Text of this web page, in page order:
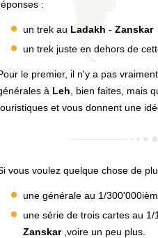
:
un trek au Ladakh - Zanskar
un trek juste en dehors de
le premier, il n'y a pas
à Leh , bien faites, mais
et vous donnent une
vous voulez quelque chose de
une générale au 1/
une série de trois cartes au
Zanskar,voire un peu plus.